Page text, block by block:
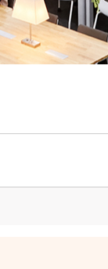
졸업요건
장학제도
외국어프로그램